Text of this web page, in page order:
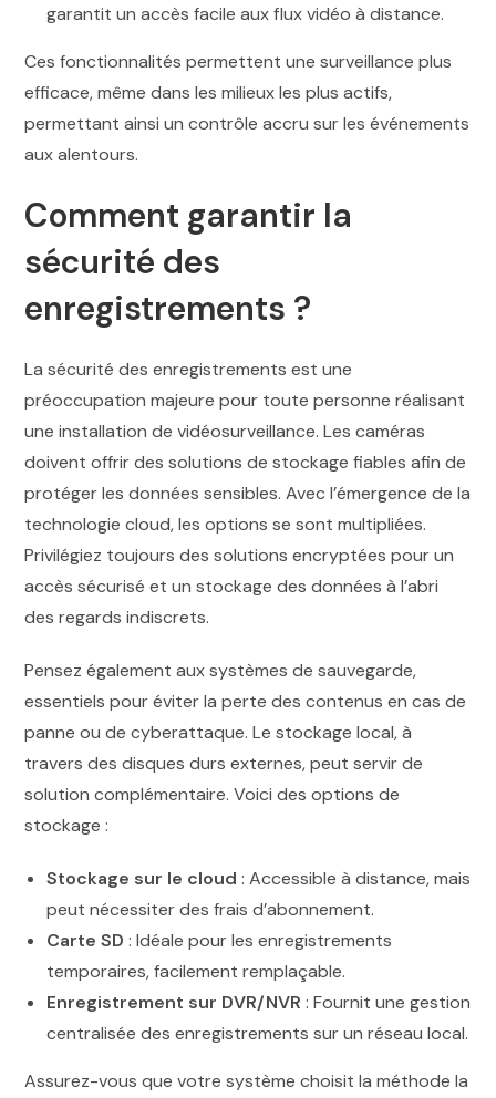
garantit un accès facile aux flux vidéo à distance.
Ces fonctionnalités permettent une surveillance plus
efficace, même dans les milieux les plus actifs,
permettant ainsi un contrôle accru sur les événements
aux alentours.
Comment garantir la
sécurité des
enregistrements ?
La sécurité des enregistrements est une
préoccupation majeure pour toute personne réalisant
une installation de vidéosurveillance. Les caméras
doivent offrir des solutions de stockage fiables afin de
protéger les données sensibles. Avec l’émergence de la
technologie cloud, les options se sont multipliées.
Privilégiez toujours des solutions encryptées pour un
accès sécurisé et un stockage des données à l’abri
des regards indiscrets.
Pensez également aux systèmes de sauvegarde,
essentiels pour éviter la perte des contenus en cas de
panne ou de cyberattaque. Le stockage local, à
travers des disques durs externes, peut servir de
solution complémentaire. Voici des options de
stockage :
Stockage sur le cloud : Accessible à distance, mais
peut nécessiter des frais d’abonnement.
Carte SD : Idéale pour les enregistrements
temporaires, facilement remplaçable.
Enregistrement sur DVR/NVR : Fournit une gestion
centralisée des enregistrements sur un réseau local.
Assurez-vous que votre système choisit la méthode la